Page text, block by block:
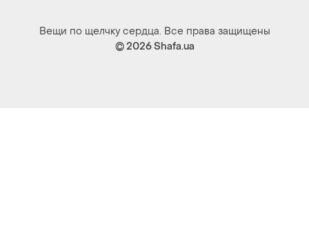
Вещи по щелчку сердца. Все права защищены
© 2026Shafa.ua